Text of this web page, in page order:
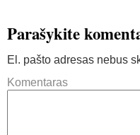
Parašykite
El. pašto adresas nebus
Komentaras